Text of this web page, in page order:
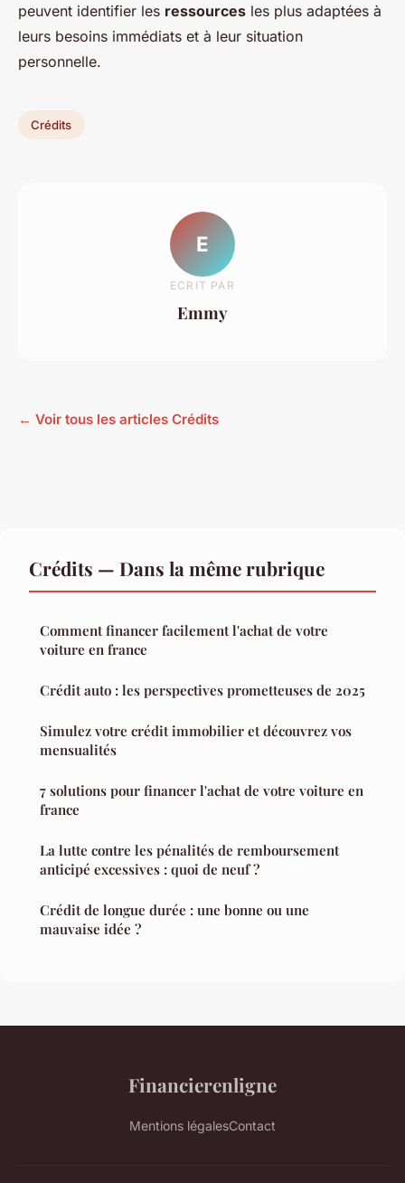
peuvent identifier les ressources les plus adaptées à
leurs besoins immédiats et à leur situation
personnelle.
Crédits
E
ECRIT PAR
Emmy
← Voir tous les articles Crédits
Crédits — Dans la même rubrique
Comment financer facilement l'achat de votre
voiture en france
Crédit auto : les perspectives prometteuses de 2025
Simulez votre crédit immobilier et découvrez vos
mensualités
7 solutions pour financer l'achat de votre voiture en
france
La lutte contre les pénalités de remboursement
anticipé excessives : quoi de neuf ?
Crédit de longue durée : une bonne ou une
mauvaise idée ?
Financierenligne
Mentions légalesContact